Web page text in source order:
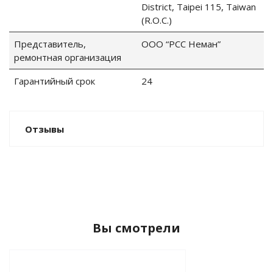
District, Taipei 115, Taiwan
(R.O.C.)
Представитель,
ремонтная организация
ООО “РСС Неман”
Гарантийный срок 24
Отзывы
Вы смотрели